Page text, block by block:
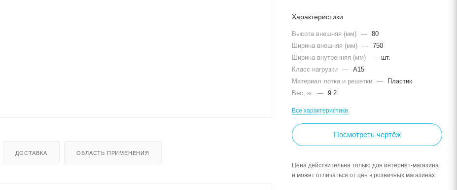
ДОСТАВКА ОБЛАСТЬ ПРИМЕНЕНИЯ
Характеристики
Высота внешняя (мм) — 80
Ширина внешняя (мм) — 750
Ширина внутренняя (мм) —
шт.
Класс нагрузки — A15
Материал лотка и решетки —
Пластик
Вес, кг — 9.2
Все характеристики
Посмотреть чертёж
Цена действительна только для интернет-магазина
и может отличаться от цен в розничных магазинах